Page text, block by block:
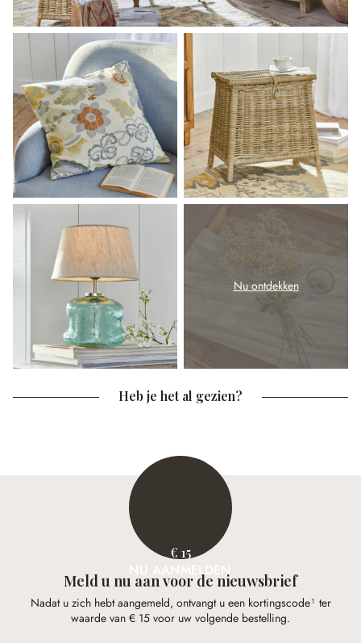
Nu ontdekken
Heb je het al gezien?
€ 15
NU AANMELDEN
Meld u nu aan voor de nieuwsbrief
Nadat u zich hebt aangemeld, ontvangt u een kortingscode¹ ter
waarde van € 15 voor uw volgende bestelling.